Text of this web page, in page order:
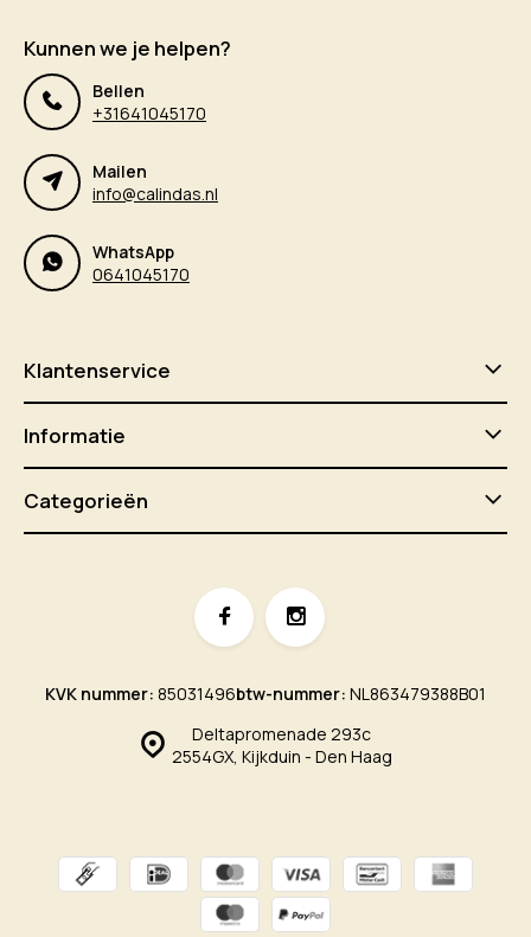
Kunnen we je helpen?
Bellen
+31641045170
Mailen
info@calindas.nl
WhatsApp
0641045170
Klantenservice
Informatie
Categorieën
Deltapromenade 293c
2554GX, Kijkduin - Den Haag
KVK nummer: 85031496btw-nummer: NL863479388B01